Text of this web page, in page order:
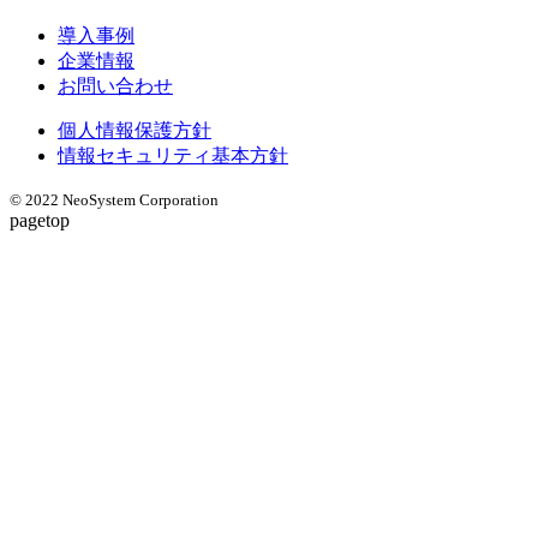
導入事例
企業情報
お問い合わせ
個人情報保護方針
情報セキュリティ基本方針
© 2022 NeoSystem Corporation
pagetop